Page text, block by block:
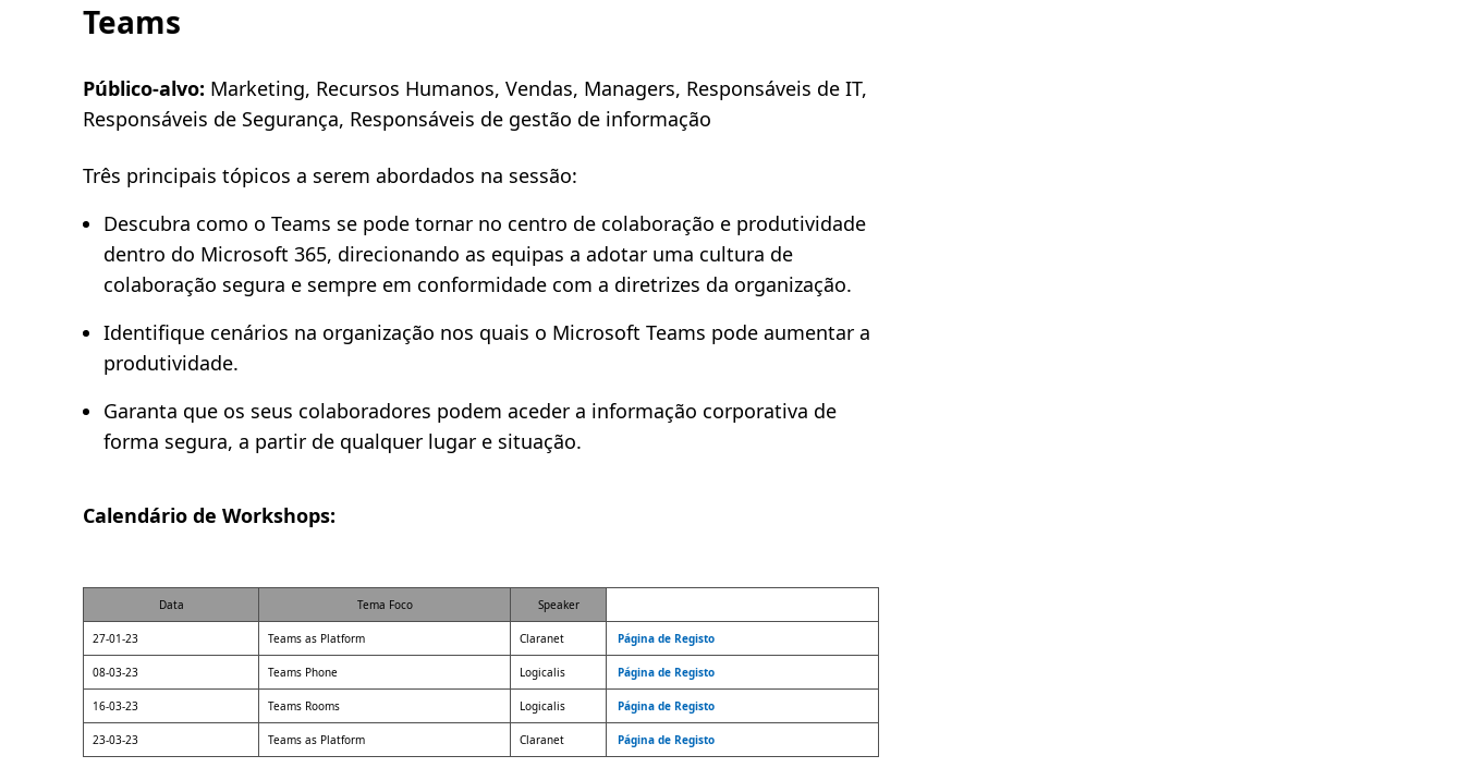
Teams
Público-alvo: Marketing, Recursos Humanos, Vendas, Managers, Responsáveis de IT,
Responsáveis de Segurança, Responsáveis de gestão de informação
Três principais tópicos a serem abordados na sessão:
Descubra como o Teams se pode tornar no centro de colaboração e produtividade
dentro do Microsoft 365, direcionando as equipas a adotar uma cultura de
colaboração segura e sempre em conformidade com a diretrizes da organização.
Identifique cenários na organização nos quais o Microsoft Teams pode aumentar a
produtividade.
Garanta que os seus colaboradores podem aceder a informação corporativa de
forma segura, a partir de qualquer lugar e situação.
Calendário de Workshops:
Data Tema Foco Speaker
27-01-23 Teams as Platform Claranet Página de Registo
08-03-23 Teams Phone Logicalis Página de Registo
16-03-23 Teams Rooms Logicalis Página de Registo
23-03-23 Teams as Platform Claranet Página de Registo